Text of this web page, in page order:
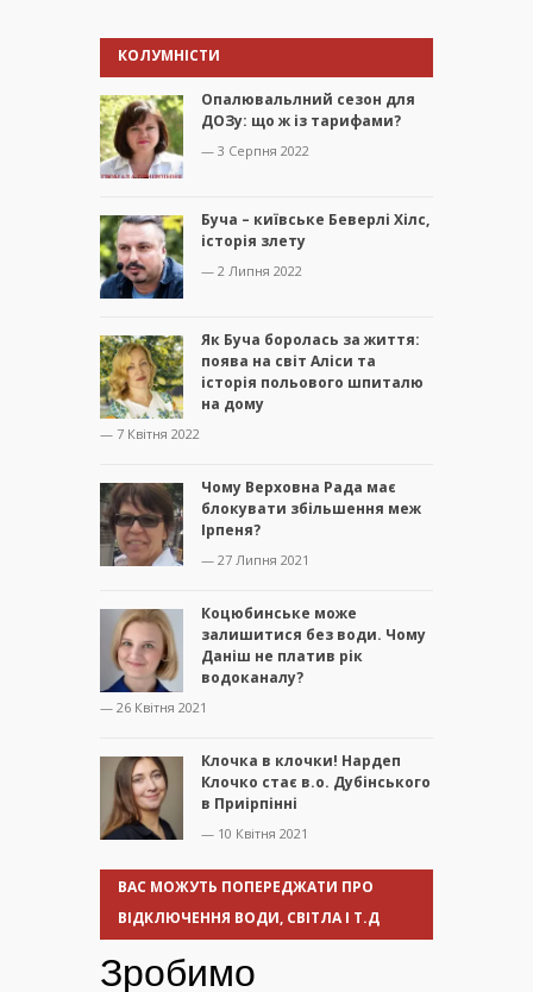
КОЛУМНІСТИ
Опалювальлний сезон для
ДОЗу: що ж із тарифами?
— 3 Серпня 2022
Буча – київське Беверлі Хілс,
історія злету
— 2 Липня 2022
Як Буча боролась за життя:
поява на світ Аліси та
історія польового шпиталю
на дому
— 7 Квітня 2022
Чому Верховна Рада має
блокувати збільшення меж
Ірпеня?
— 27 Липня 2021
Коцюбинське може
залишитися без води. Чому
Даніш не платив рік
водоканалу?
— 26 Квітня 2021
Клочка в клочки! Нардеп
Клочко стає в.о. Дубінського
в Приірпінні
— 10 Квітня 2021
ВАС МОЖУТЬ ПОПЕРЕДЖАТИ ПРО
ВІДКЛЮЧЕННЯ ВОДИ, СВІТЛА І Т.Д